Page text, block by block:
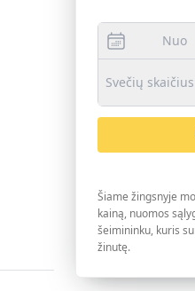
Nuo
Svečių skaičius
Šiame žingsnyje
kainą, nuomos
šeimininku, kuris
žinutę.